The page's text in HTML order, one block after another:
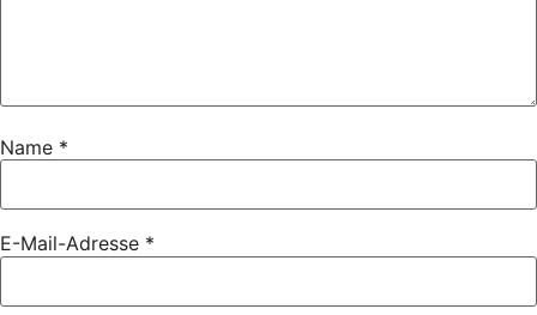
Name *
E-Mail-Adresse *